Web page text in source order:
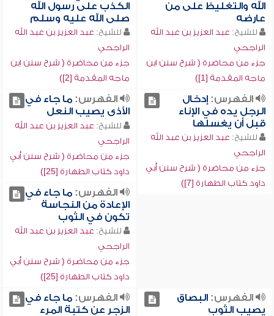
الله والتغليظ على من
عارضه
للشيخ: عبد العزيز بن عبد الله
الراجحي
جزء من محاضرة ( شرح سنن ابن
ماجه المقدمة [1])
الكذب على رسول الله
صلى الله عليه وسلم
للشيخ: عبد العزيز بن عبد الله
الراجحي
جزء من محاضرة ( شرح سنن ابن
ماجه المقدمة [2])
الفهرس:إدخال
الرجل يده في الإناء
قبل أن يغسلها
للشيخ: عبد العزيز بن عبد الله
الراجحي
جزء من محاضرة ( شرح سنن أبي
داود كتاب الطهارة [7])
الفهرس:ما جاء في
الأذى يصيب النعل
للشيخ: عبد العزيز بن عبد الله
الراجحي
جزء من محاضرة ( شرح سنن أبي
داود كتاب الطهارة [25])
الفهرس:ما جاء في
الإعادة من النجاسة
تكون في الثوب
للشيخ: عبد العزيز بن عبد الله
الراجحي
جزء من محاضرة ( شرح سنن أبي
داود كتاب الطهارة [25])
الفهرس:البصاق
يصيب الثوب
الفهرس:ما جاء في
الزجر عن كتبة المرء